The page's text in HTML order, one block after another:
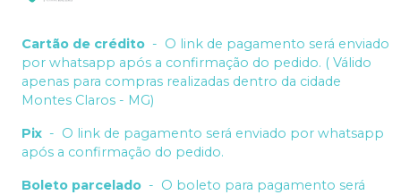
Cartão de crédito - O link de pagamento será enviado
por whatsapp após a confirmação do pedido. ( Válido
apenas para compras realizadas dentro da cidade
Montes Claros - MG)
Pix - O link de pagamento será enviado por whatsapp
após a confirmação do pedido.
Boleto parcelado - O boleto para pagamento será